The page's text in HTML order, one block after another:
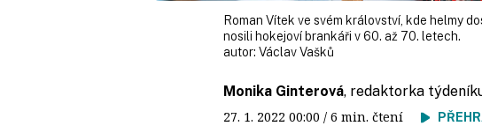
Roman Vítek ve svém království, kde helmy
nosili hokejoví brankáři v 60. až 70. letech.
autor: Václav Vašků
Monika Ginterová, redaktorka
27. 1. 2022 00:00 / 6 min. čtení